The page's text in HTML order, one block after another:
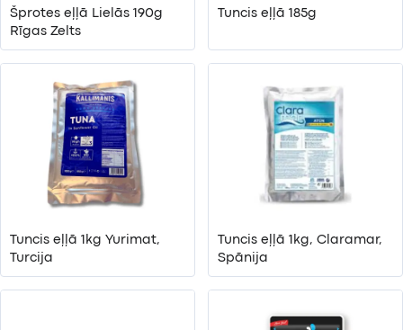
Šprotes eļļā Lielās 190g
Rīgas Zelts
Tuncis eļļā 185g
Tuncis eļļā 1kg Yurimat,
Turcija
Tuncis eļļā 1kg, Claramar,
Spānija